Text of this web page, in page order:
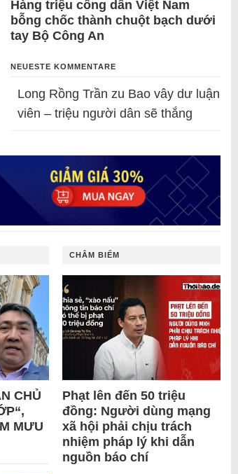
Hàng triệu công dân Việt Nam
bỗng chốc thành chuột bạch dưới
tay Bộ Công An
NEUESTE KOMMENTARE
Long Rồng Trần zu Bao vây dư luận
viên – triệu người dân sẽ thắng
CHỦ
MƯU
CHÂM BIẾM
Phạt lên đến 50 triệu
đồng: Người dùng mạng
xã hội phải chịu trách
nhiệm pháp lý khi dẫn
nguồn báo chí